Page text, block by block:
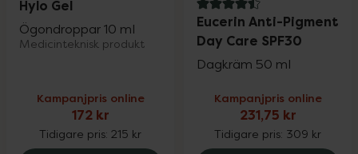
Hylo Gel
Ögondroppar 10 ml
Medicinteknisk produkt
Kampanjpris online
172 kr
Tidigare pris: 215 kr
4.5 av 5 i omdöme
Eucerin Anti-Pigment
Day Care SPF30
Dagkräm 50 ml
Kampanjpris online
231,75 kr
Tidigare pris: 309 kr